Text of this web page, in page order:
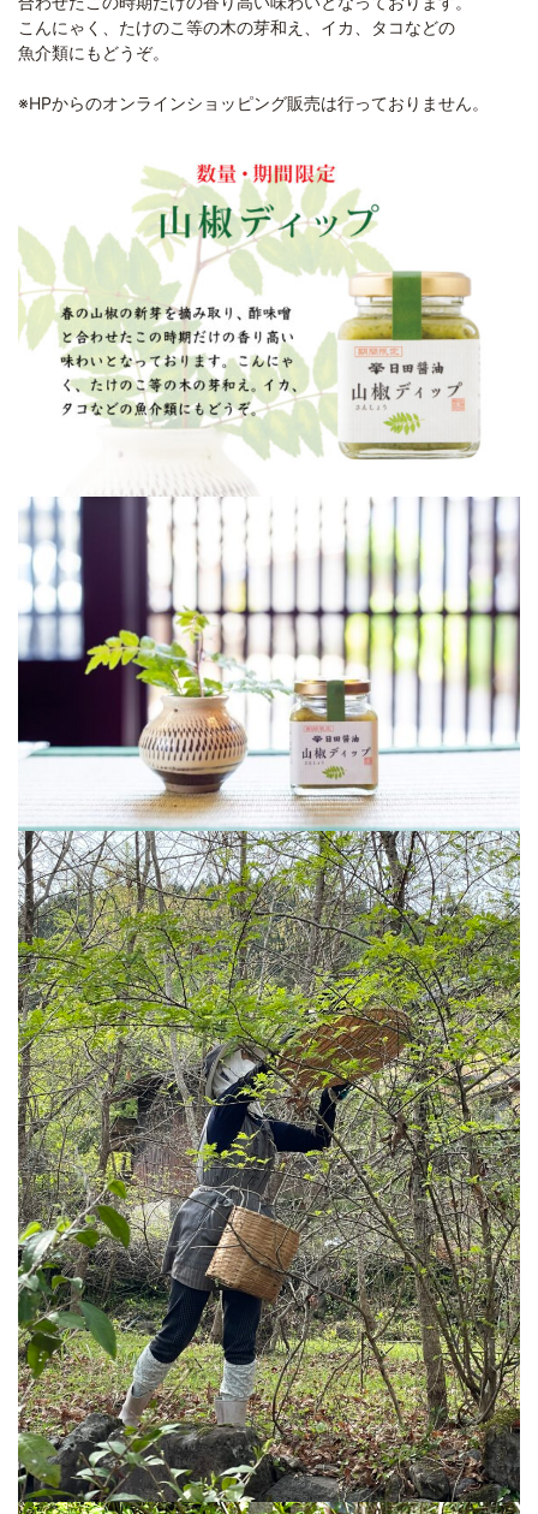
こんにゃく、たけのこ等の木の芽和え、イカ、タコなどの
魚介類にもどうぞ。
※HPからのオンラインショッピング販売は行っておりません。